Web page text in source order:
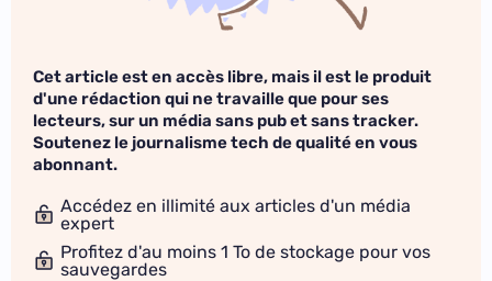
Cet article est en accès libre, mais il est le produit
d'une rédaction qui ne travaille que pour ses
lecteurs, sur un média sans pub et sans tracker.
Soutenez le journalisme tech de qualité en vous
abonnant.
Accédez en illimité aux articles d'un média
expert
Profitez d'au moins 1 To de stockage pour vos
sauvegardes